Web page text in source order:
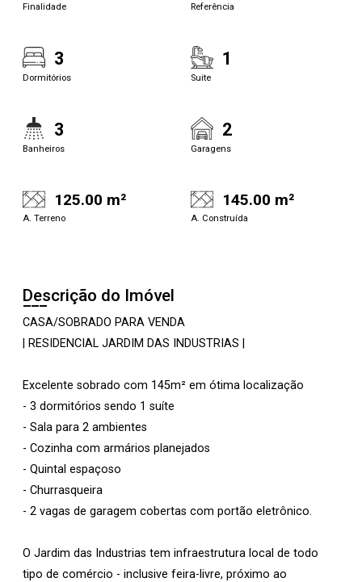
Finalidade Referência
3
Dormitórios
1
Suite
3
Banheiros
2
Garagens
125.00 m²
A. Terreno
145.00 m²
A. Construída
Descrição do Imóvel
CASA/SOBRADO PARA VENDA
| RESIDENCIAL JARDIM DAS INDUSTRIAS |
Excelente sobrado com 145m² em ótima localização
- 3 dormitórios sendo 1 suíte
- Sala para 2 ambientes
- Cozinha com armários planejados
- Quintal espaçoso
- Churrasqueira
- 2 vagas de garagem cobertas com portão eletrônico.
O Jardim das Industrias tem infraestrutura local de todo
tipo de comércio - inclusive feira-livre, próximo ao